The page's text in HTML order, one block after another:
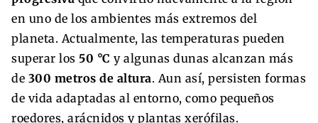
en uno de los ambientes más extremos del
planeta. Actualmente, las temperaturas pueden
superar los 50 °C y algunas dunas alcanzan más
de 300 metros de altura. Aun así, persisten formas
de vida adaptadas al entorno, como pequeños
roedores, arácnidos y plantas xerófilas.